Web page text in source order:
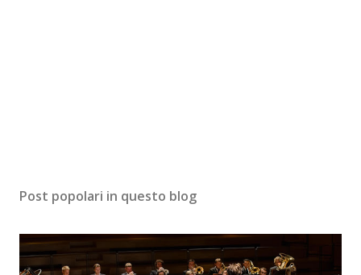
Post popolari in questo blog